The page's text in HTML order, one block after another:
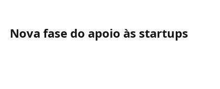
Nova fase do apoio às startups